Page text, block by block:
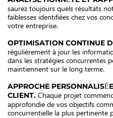
saurez toujours quels résultats
faiblesses identifiées chez vos
votre entreprise.
OPTIMISATION CONTINUE
régulièrement à jour les
dans les stratégies concurrentes
maintiennent sur le long terme.
APPROCHE
CLIENT. Chaque projet
approfondie de vos objectifs
concurrentielle la plus pertinente